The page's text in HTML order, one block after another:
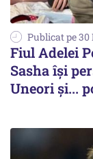
Publicat pe 30
Fiul Adelei
Sasha îşi
Uneori şi...